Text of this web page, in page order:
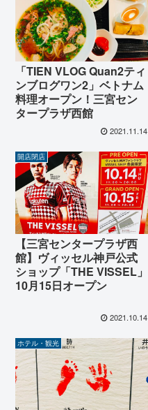
「TIEN VLOG Quan2ティ
ンブログワン2」ベトナム
料理オープン！三宮セン
タープラザ西館
2021.11.14
開店閉店
【三宮センタープラザ西
館】ヴィッセル神戸公式
ショップ「THE VISSEL」
10月15日オープン
2021.10.14
ホテル・観光